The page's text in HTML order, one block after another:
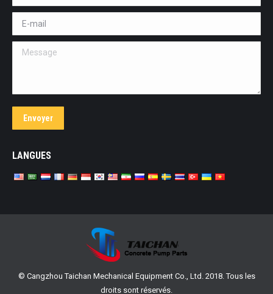
E-mail *
Message
Envoyer
LANGUES
© Cangzhou Taichan Mechanical Equipment Co., Ltd. 2018. Tous les
droits sont réservés.